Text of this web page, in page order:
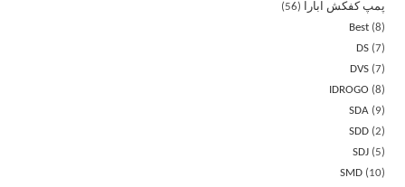
پمپ کفکش ابارا
56
Best 8
DS 7
DVS 7
IDROGO
8
SDA
9
SDD 2
SDJ
5
SMD
10